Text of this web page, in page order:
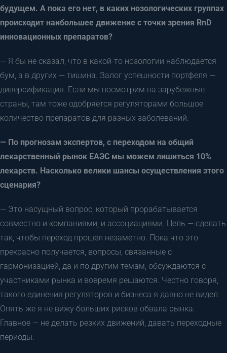
будущем. А пока его нет, в каких нозологических группах
происходит наибольшее движение с точки зрения RnD
инновационных препаратов?
— Я бы не сказал, что в какой-то нозологии наблюдается
бум, а в других — тишина. Залог успешности портфеля —
диверсификация. Если мы посмотрим на зарубежные
страны, там тоже одобряется регуляторами большое
количество препаратов для разных заболеваний.
— По прогнозам экспертов, с переходом на общий
лекарственный рынок ЕАЭС мы можем лишиться 10%
лекарств. Насколько велики шансы осуществления этого
сценария?
— Это насущный вопрос, который прорабатывается
совместно и компаниями, и ассоциациями. Цель — сделать
так, чтобы переход прошел незаметно. Пока что это
прекрасно получается, вопросы, связанные с
гармонизацией, да и по другим темам, обсуждаются с
участниками рынка и вовремя решаются. Честно говоря,
такого единения регуляторов и бизнеса я давно не видел.
Опять же я не вижу больших рисков обвала рынка.
Главное — не делать резких движений, давать переходные
периоды.